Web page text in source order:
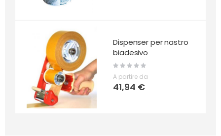
Dispenser per nastro
biadesivo
Rating:
0%
A partire da
41,94 €